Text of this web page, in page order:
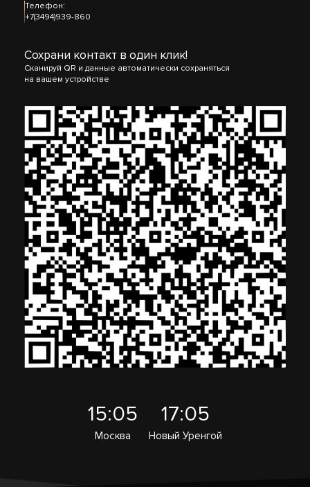
Телефон:
+7(3494)939-860
Сохрани контакт в один клик!
Сканируй QR и данные автоматически сохраняться
на вашем устройстве
15:05
Москва
17:05
Новый Уренгой